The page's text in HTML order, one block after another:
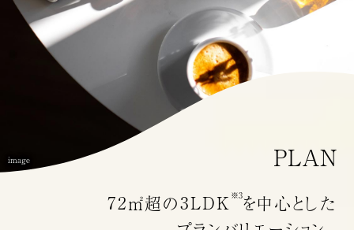
image PLAN
72㎡超の3LDK ※3を中心とした